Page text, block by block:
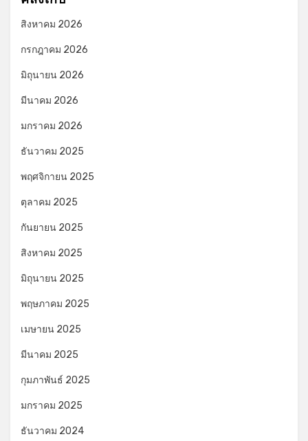
สิงหาคม 2026
กรกฎาคม 2026
มิถุนายน 2026
มีนาคม 2026
มกราคม 2026
ธันวาคม 2025
พฤศจิกายน 2025
ตุลาคม 2025
กันยายน 2025
สิงหาคม 2025
มิถุนายน 2025
พฤษภาคม 2025
เมษายน 2025
มีนาคม 2025
กุมภาพันธ์ 2025
มกราคม 2025
ธันวาคม 2024